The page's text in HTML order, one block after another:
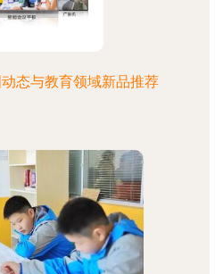
态与教育领域新品推荐